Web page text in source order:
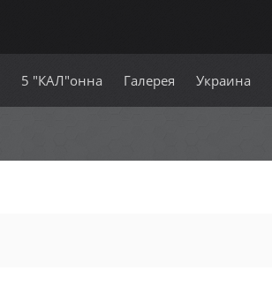
5 "КАЛ"онна Галерея Украина